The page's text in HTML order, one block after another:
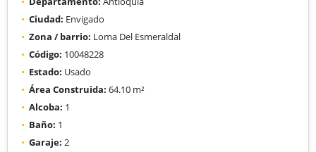
Ciudad: Envigado
Zona / barrio: Loma Del Esmeraldal
Código: 10048228
Estado: Usado
Área Construida: 64.10 m²
Alcoba: 1
Baño: 1
Garaje: 2